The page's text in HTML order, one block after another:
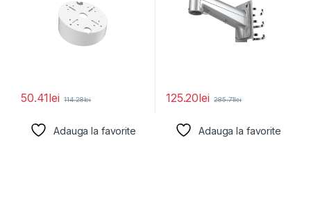
50.41lei 114.28lei
Adauga la favorite
125.20lei 285.71lei
Adauga la favorite